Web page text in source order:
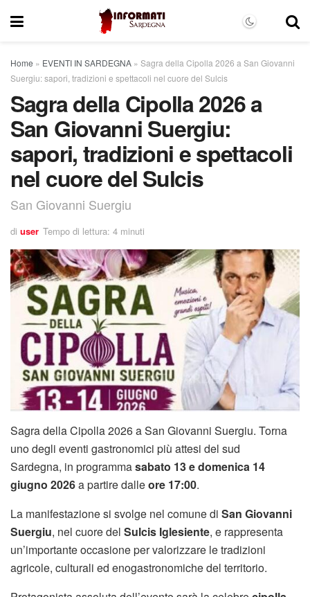
Home » EVENTI IN SARDEGNA » Sagra della Cipolla 2026 a San Giovanni
Suergiu: sapori, tradizioni e spettacoli nel cuore del Sulcis
Sagra della Cipolla 2026 a
San Giovanni Suergiu:
sapori, tradizioni e spettacoli
nel cuore del Sulcis
San Giovanni Suergiu
di user Tempo di lettura: 4 minuti
Sagra della Cipolla 2026 a San Giovanni Suergiu. Torna
uno degli eventi gastronomici più attesi del sud
Sardegna, in programmasabato 13 e domenica 14
giugno 2026a partire dalleore 17:00.
La manifestazione si svolge nel comune di San Giovanni
Suergiu, nel cuore del Sulcis Iglesiente, e rappresenta
un’importante occasione per valorizzare le tradizioni
agricole, culturali ed enogastronomiche del territorio.